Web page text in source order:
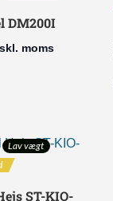
DM200I
moms
Lav vægt
ST-KIO-